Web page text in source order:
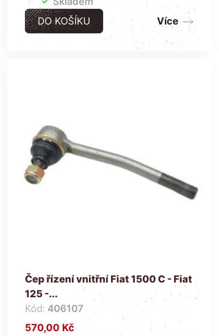
DO KOŠÍKU
Více
Čep řízení vnitřní Fiat 1500 C - Fiat
125 -...
Kód: 406107
Cena
570,00 Kč